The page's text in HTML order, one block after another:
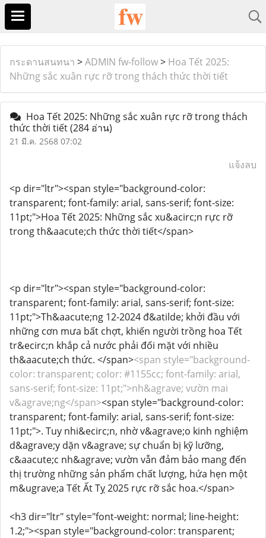
กระดานสนทนา >ADMIN fw-follow> Hoa Tết 2025:
Những sắc xuân rực rỡ trong thách thức thời tiết
Hoa Tết 2025: Những sắc xuân rực rỡ trong thách
thức thời tiết(284 อ่าน)
21 มี.ค. 2568 07:02
แจ้งลบ
<p dir="ltr"><span style="background-color:
transparent; font-family: arial, sans-serif; font-size:
11pt;">Hoa Tết 2025: Những sắc xu&acirc;n rực rỡ
trong th&aacute;ch thức thời tiết</span>
<p dir="ltr"><span style="background-color:
transparent; font-family: arial, sans-serif; font-size:
11pt;">Th&aacute;ng 12-2024 đ&atilde; khởi đầu với
những cơn mưa bất chợt, khiến người trồng hoa Tết
tr&ecirc;n khắp cả nước phải đối mặt với nhiều
th&aacute;ch thức. </span><span style="background-
color: transparent; color: #1155cc; font-family: arial,
sans-serif; font-size: 11pt;">nh&agrave; vườn mai
v&agrave;ng</span><span style="background-color:
transparent; font-family: arial, sans-serif; font-size:
11pt;">. Tuy nhi&ecirc;n, nhờ v&agrave;o kinh nghiệm
d&agrave;y dặn v&agrave; sự chuẩn bị kỹ lưỡng,
c&aacute;c nh&agrave; vườn vẫn đảm bảo mang đến
thị trường những sản phẩm chất lượng, hứa hẹn một
m&ugrave;a Tết Ất Tỵ 2025 rực rỡ sắc hoa.</span>
<h3 dir="ltr" style="font-weight: normal; line-height:
1.2;"><span style="background-color: transparent;